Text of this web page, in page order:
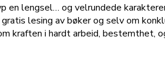
lengsel… og velrundede
lesing av bøker og selv om
kraften i hardt arbeid, bestemthet,